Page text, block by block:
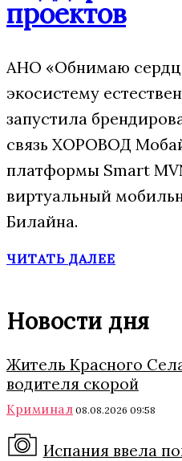
проектов
АНО «Обнимаю
экосистему
запустила
связь ХОРОВОД
платформы Smart
виртуальный
Билайна.
ЧИТАТЬ ДАЛЕЕ
Новости дня
Житель Красного
водителя скорой
Криминал 08.08.2026 09:58
Испания ввела